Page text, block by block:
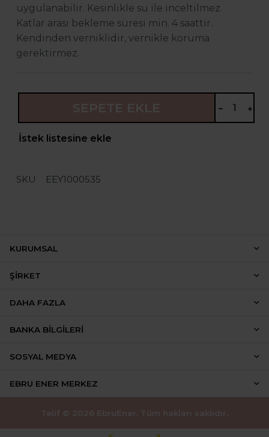
uygulanabilir. Kesinlikle su ile inceltilmez.
Katlar arası bekleme süresi min. 4 saattir.
Kendinden verniklidir, vernikle koruma
gerektirmez.
İstek listesine ekle
SKU EEY1000535
KURUMSAL
ŞIRKET
DAHA FAZLA
BANKA BILGILERI
SOSYAL MEDYA
EBRU ENER MERKEZ